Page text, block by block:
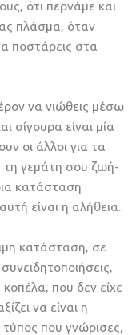
ότι περνάμε και
πλάσμα, όταν
ποστάρεις στα
να νιώθεις μέσω
σίγουρα είναι μία
οι άλλοι για τα
τη γεμάτη σου ζωή-
κατάσταση
είναι η αλήθεια.
κατάσταση, σε
κοπέλα, που δεν είχε
να είναι η
που γνώρισες,